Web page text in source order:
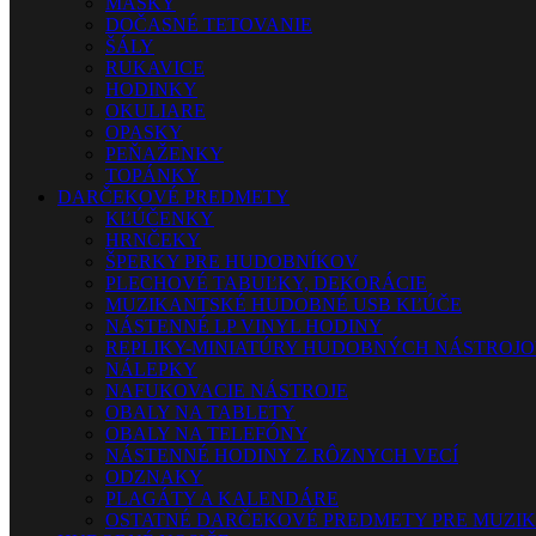
DOČASNÉ TETOVANIE
ŠÁLY
RUKAVICE
HODINKY
OKULIARE
OPASKY
PEŇAŽENKY
TOPÁNKY
DARČEKOVÉ PREDMETY
KĽÚČENKY
HRNČEKY
ŠPERKY PRE HUDOBNÍKOV
PLECHOVÉ TABUĽKY, DEKORÁCIE
MUZIKANTSKÉ HUDOBNÉ USB KĽÚČE
NÁSTENNÉ LP VINYL HODINY
REPLIKY-MINIATÚRY HUDOBNÝCH
NÁLEPKY
NAFUKOVACIE NÁSTROJE
OBALY NA TABLETY
OBALY NA TELEFÓNY
NÁSTENNÉ HODINY Z RÔZNYCH VECÍ
ODZNAKY
PLAGÁTY A KALENDÁRE
OSTATNÉ DARČEKOVÉ PREDMETY PRE